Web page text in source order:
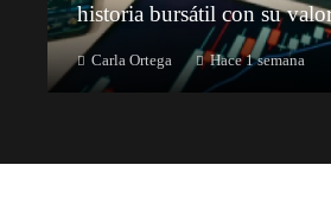
historia bursátil con su
Carla Ortega Hace 1 semana